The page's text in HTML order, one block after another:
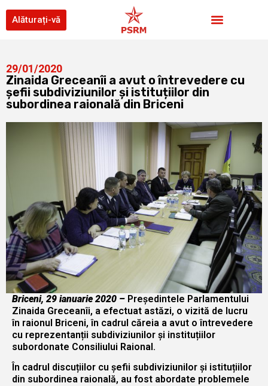
Alăturați-vă
29/01/2020
Zinaida Greceanîi a avut o întrevedere cu
șefii subdiviziunilor și istituțiilor din
subordinea raională din Briceni
Briceni, 29 ianuarie 2020 – Președintele Parlamentului
Zinaida Greceanîi, a efectuat astăzi, o vizită de lucru
în raionul Briceni, în cadrul căreia a avut o întrevedere
cu reprezentanții subdiviziunilor și instituțiilor
subordonate Consiliului Raional.
În cadrul discuțiilor cu șefii subdiviziunilor și istituțiilor
din subordinea raională, au fost abordate problemele